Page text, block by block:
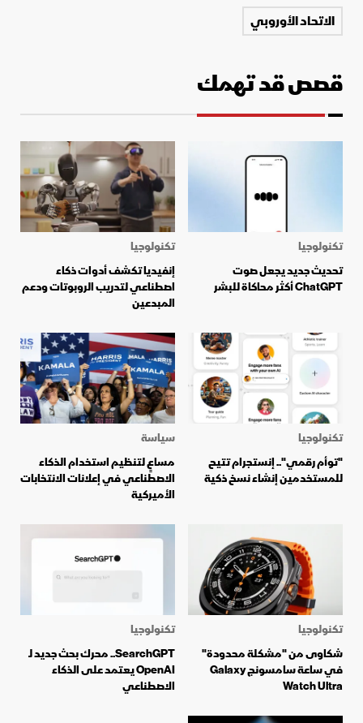
الاتحاد الأوروبي
قصص قد تهمك
تكنولوجيا
تحديث جديد يجعل صوت
ChatGPT أكثر محاكاة للبشر
تكنولوجيا
إنفيديا تكشف أدوات ذكاء
اصطناعي لتدريب الروبوتات ودعم
المبدعين
تكنولوجيا
"توأم رقمي".. إنستجرام تتيح
للمستخدمين إنشاء نسخ ذكية
سياسة
مساعٍ لتنظيم استخدام الذكاء
الاصطناعي في إعلانات الانتخابات
الأميركية
تكنولوجيا
شكاوى من "مشكلة محدودة"
في ساعة سامسونج Galaxy
Watch Ultra
تكنولوجيا
SearchGPT.. محرك بحث جديد لـ
OpenAI يعتمد على الذكاء
الاصطناعي